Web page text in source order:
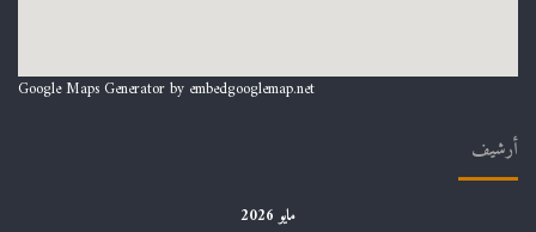
Google Maps Generator by embedgooglemap.net
أرشيف
مايو 2026